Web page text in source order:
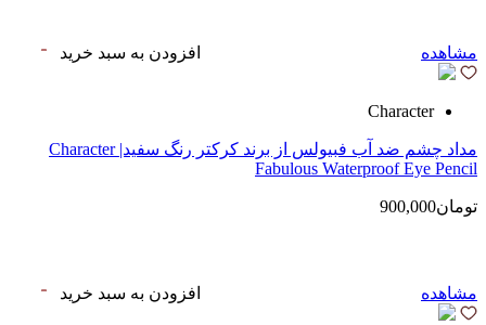
مشاهده افزودن به سبد خرید
Character
مداد چشم ضد آب فبیولس از برند کرکتر رنگ سفید| Character
Fabulous Waterproof Eye Pencil
تومان900,000
مشاهده افزودن به سبد خرید